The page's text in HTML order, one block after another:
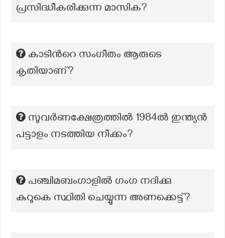
പ്രസിദ്ധീകരിക്കുന്ന മാസിക?
കാടിന്‍റെ സംഗീതം ആരുടെ
കൃതിയാണ്?
സുവർണക്ഷേത്രത്തിൽ 1984ൽ ഇന്ത്യൻ
പട്ടാളം നടത്തിയ നീക്കം?
പഞ്ചിമബംഗാളിൽ ഗംഗ നദിക്കു
കുറുകെ സ്ഥിതി ചെയ്യുന്ന അണക്കെട്ട്?